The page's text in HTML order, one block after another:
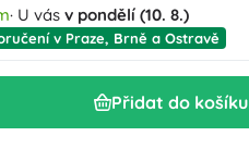
Doplňky k umyvadlu
Doplňky k vaně a sprše
Koupelnový textil
Dekorace
· U vás v pondělí (10. 8.)
v Praze, Brně a Ostravě
Přidat do košíku